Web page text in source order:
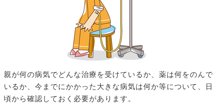
親が何の病気でどんな治療を受けているか、薬は何をのんで
いるか、今までにかかった大きな病気は何か等について、日
頃から確認しておく必要があります。